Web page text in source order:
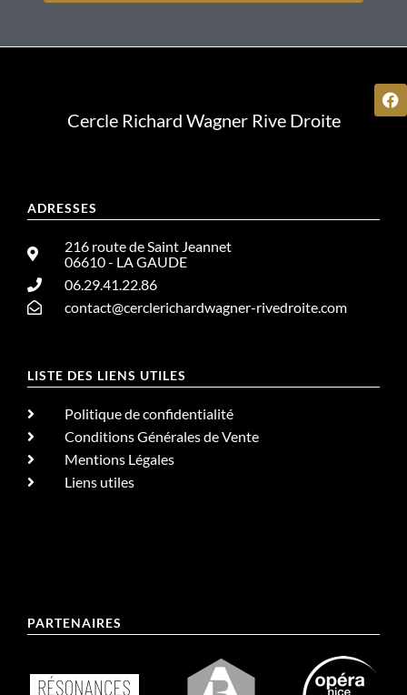
ADRESSES
216 route de Saint Jeannet
06610 - LA GAUDE
06.29.41.22.86
contact@cerclerichardwagner-rivedroite.com
LISTE DES LIENS UTILES
Politique de confidentialité
Conditions Générales de Vente
Mentions Légales
Liens utiles
Cercle Richard Wagner Rive Droite
PARTENAIRES